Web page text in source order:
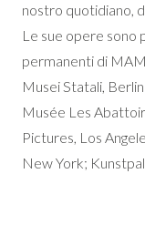
nostro quotidiano,
Le sue opere sono
permanenti di
Musei Statali,
Musée Les
Pictures, Los
New York;